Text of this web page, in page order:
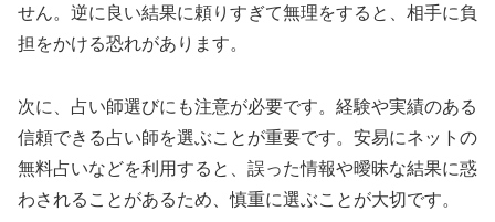
せん。逆に良い結果に頼りすぎて無理をすると、相手に負
担をかける恐れがあります。
次に、占い師選びにも注意が必要です。経験や実績のある
信頼できる占い師を選ぶことが重要です。安易にネットの
無料占いなどを利用すると、誤った情報や曖昧な結果に惑
わされることがあるため、慎重に選ぶことが大切です。